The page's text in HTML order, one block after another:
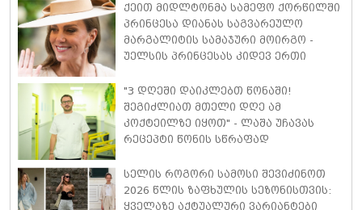
ქეით მიდლტონმა სამეფო ქორწილში
პრინცესა დიანას საგვარეულო
მარგალიტის სამაჯური მოირგო -
უელსის პრინცესას კიდევ ერთი
"3 დღეში დაიკლებთ წონაში!
შეგიძლიათ მთელი დღე ამ
კოქტეილზე იყოთ" - ლაშა უჩავას
რეცეპტი წონის სწრაფად
სელის როგორი სამოსი შევიძინოთ
2026 წლის ზაფხულის სეზონისთვის:
ყველაზე აქტუალური ვარიანტები